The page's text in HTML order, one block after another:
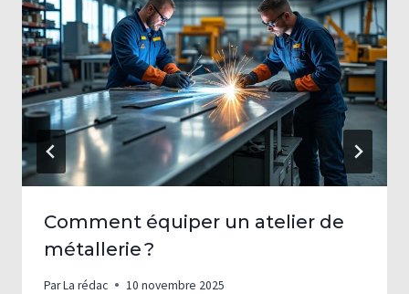
Comment équiper un atelier de
métallerie ?
ParLa rédac 10 novembre 2025